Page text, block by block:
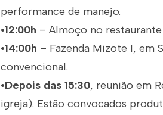
performance de manejo.
•12:00h – Almoço no
•14:00h – Fazenda Mizote I, em
convencional.
•Depois das 15:30, reunião em
igreja). Estão convocados